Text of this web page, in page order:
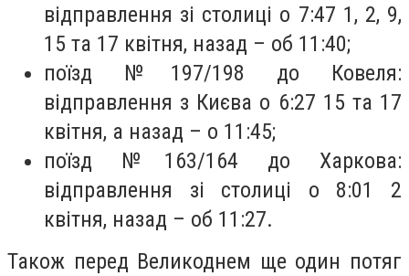
відправлення зі столиці о 7:47 1, 2, 9,
15 та 17 квітня, назад – об 11:40;
поїзд №197/198 до Ковеля:
відправлення з Києва о 6:27 15 та 17
квітня, а назад – о 11:45;
поїзд №163/164 до Харкова:
відправлення зі столиці о 8:01 2
квітня, назад – об 11:27.
Також перед Великоднем ще один потяг